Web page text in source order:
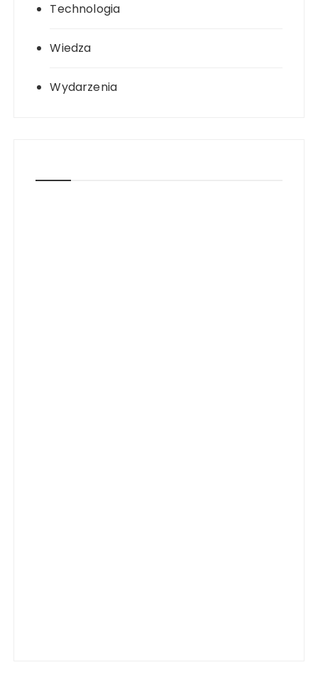
Technologia
Wiedza
Wydarzenia